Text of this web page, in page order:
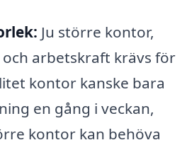
Ju större kontor,
arbetskraft krävs för
kontor kanske bara
en gång i veckan,
kontor kan behöva